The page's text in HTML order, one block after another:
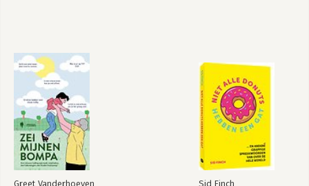
Greet Vanderhoeven Sid Finch